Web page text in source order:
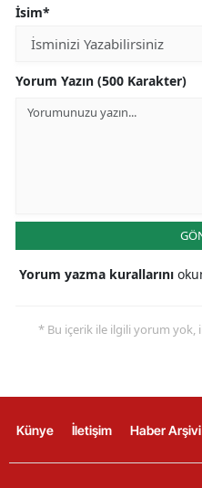
İsim*
Yorum Yazın (500 Karakter)
Yorum yazma kurallarını
* Bu içerik ile ilgili yorum yok,
Künye İletişim Haber Arşivi